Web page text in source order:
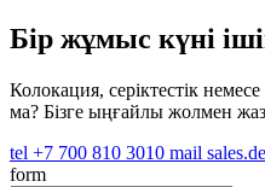
Бір жұмыс күні
Колокация, серіктестік
ма? Бізге ыңғайлы жолмен
tel +7 700 810 3010 mail
form